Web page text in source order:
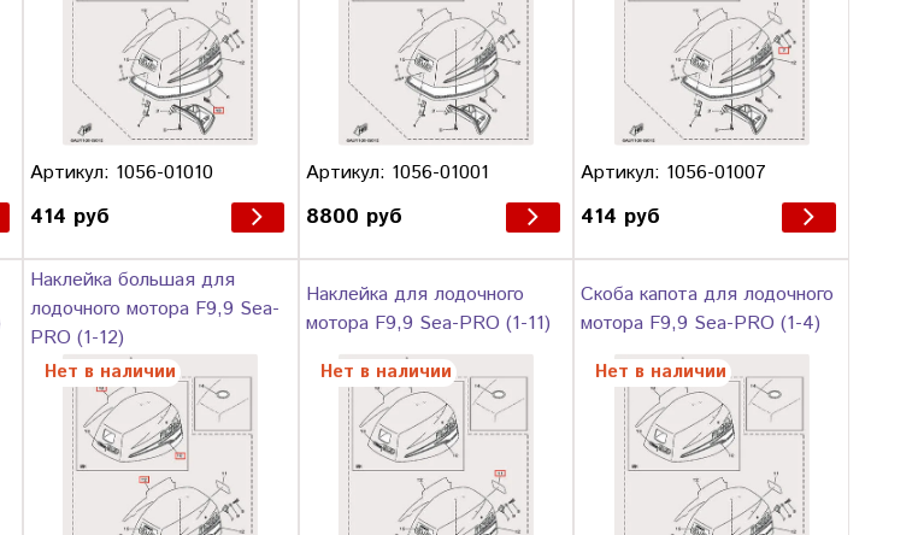
Артикул: 1056-01010
414 руб
Артикул: 1056-01001
8800 руб
Артикул: 1056-01007
414 руб
Наклейка большая для
лодочного мотора F9,9 Sea-
PRO (1-12)
Нет в наличии
Наклейка для лодочного
мотора F9,9 Sea-PRO (1-11)
Нет в наличии
Скоба капота для лодочного
мотора F9,9 Sea-PRO (1-4)
Нет в наличии